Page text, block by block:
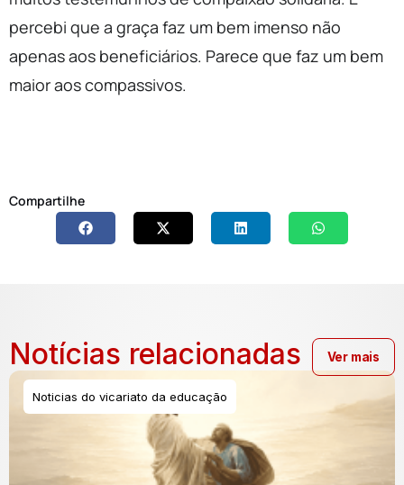
percebi que a graça faz um bem imenso não
apenas aos beneficiários. Parece que faz um bem
maior aos compassivos.
Compartilhe
Notícias relacionadas
Noticias do vicariato da educação
Ver mais